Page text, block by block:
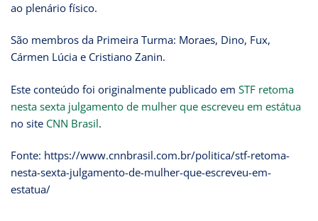
ao plenário físico.
São membros da Primeira Turma: Moraes, Dino, Fux,
Cármen Lúcia e Cristiano Zanin.
Este conteúdo foi originalmente publicado em STF retoma
nesta sexta julgamento de mulher que escreveu em estátua
no site CNN Brasil.
Fonte: https://www.cnnbrasil.com.br/politica/stf-retoma-
nesta-sexta-julgamento-de-mulher-que-escreveu-em-
estatua/